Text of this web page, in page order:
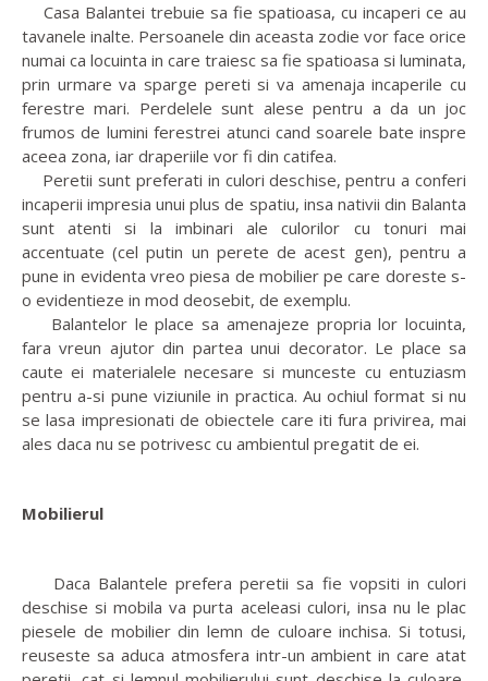
Casa Balantei trebuie sa fie spatioasa, cu incaperi ce au
tavanele inalte. Persoanele din aceasta zodie vor face orice
numai ca locuinta in care traiesc sa fie spatioasa si luminata,
prin urmare va sparge pereti si va amenaja incaperile cu
ferestre mari. Perdelele sunt alese pentru a da un joc
frumos de lumini ferestrei atunci cand soarele bate inspre
aceea zona, iar draperiile vor fi din catifea.
Peretii sunt preferati in culori deschise, pentru a conferi
incaperii impresia unui plus de spatiu, insa nativii din Balanta
sunt atenti si la imbinari ale culorilor cu tonuri mai
accentuate (cel putin un perete de acest gen), pentru a
pune in evidenta vreo piesa de mobilier pe care doreste s-
o evidentieze in mod deosebit, de exemplu.
Balantelor le place sa amenajeze propria lor locuinta,
fara vreun ajutor din partea unui decorator. Le place sa
caute ei materialele necesare si munceste cu entuziasm
pentru a-si pune viziunile in practica. Au ochiul format si nu
se lasa impresionati de obiectele care iti fura privirea, mai
ales daca nu se potrivesc cu ambientul pregatit de ei.
Mobilierul
Daca Balantele prefera peretii sa fie vopsiti in culori
deschise si mobila va purta aceleasi culori, insa nu le plac
piesele de mobilier din lemn de culoare inchisa. Si totusi,
reuseste sa aduca atmosfera intr-un ambient in care atat